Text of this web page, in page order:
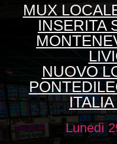
MUX
INSERITA
NUOVO
Lunedì